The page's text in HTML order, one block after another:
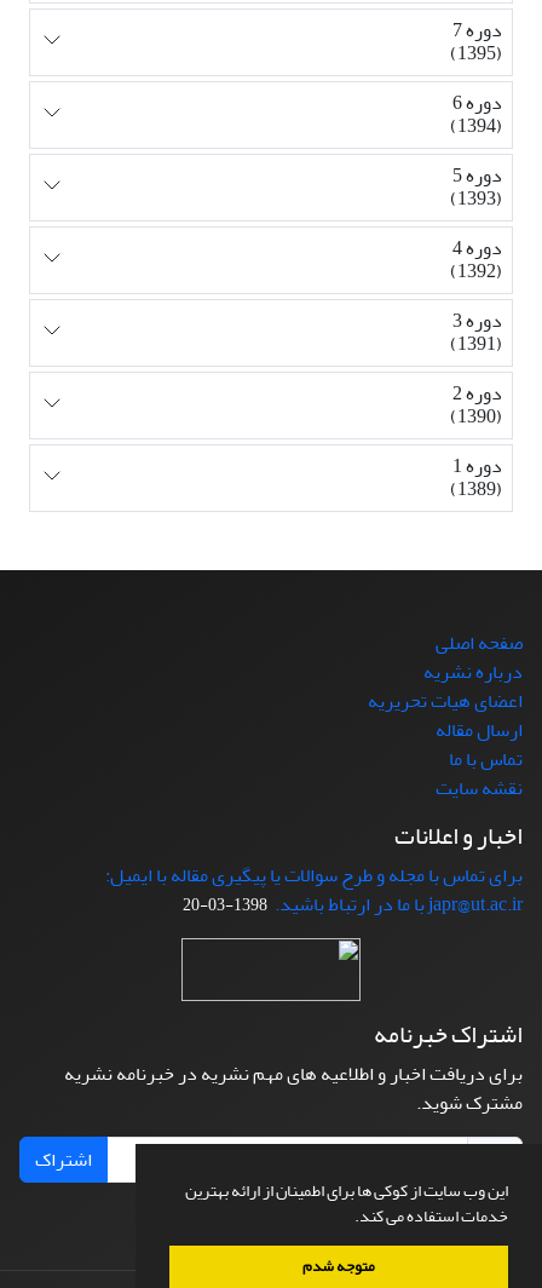
این وب سایت از کوکی ها برای اطمینان از ارائه بهترین
خدمات استفاده می کند.
متوجه شدم
دوره 7
(1395)
دوره 6
(1394)
دوره 5
(1393)
دوره 4
(1392)
دوره 3
(1391)
دوره 2
(1390)
دوره 1
(1389)
صفحه اصلی
درباره نشریه
اعضای هیات تحریریه
ارسال مقاله
تماس با ما
نقشه سایت
اخبار و اعلانات
برای تماس با مجله و طرح سوالات یا پیگیری مقاله با ایمیل:
japr@ut.ac.ir با ما در ارتباط باشید.
1398-03-20
اشتراک خبرنامه
برای دریافت اخبار و اطلاعیه های مهم نشریه در خبرنامه نشریه
مشترک شوید.
اشتراک